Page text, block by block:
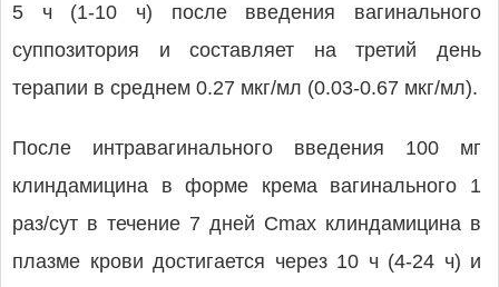
5 ч (1-10 ч) после введения вагинального
суппозитория и составляет на третий день
терапии в среднем 0.27 мкг/мл (0.03-0.67 мкг/мл).
После интравагинального введения 100 мг
клиндамицина в форме крема вагинального 1
раз/сут в течение 7 дней Cmax клиндамицина в
плазме крови достигается через 10 ч (4-24 ч) и